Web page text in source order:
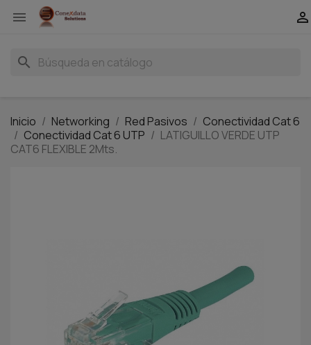
 
search
Inicio Networking Red Pasivos
Conectividad Cat 6
Conectividad Cat 6 UTP
LATIGUILLO VERDE UTP
CAT6 FLEXIBLE 2Mts.